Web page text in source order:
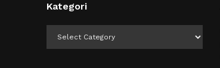
Kategori